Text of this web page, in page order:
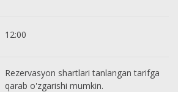
12:00
Rezervasyon shartlari tanlangan tarifga
qarab o'zgarishi mumkin.